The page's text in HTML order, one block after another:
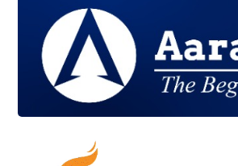
आर्थिक
मनोरञ्जन